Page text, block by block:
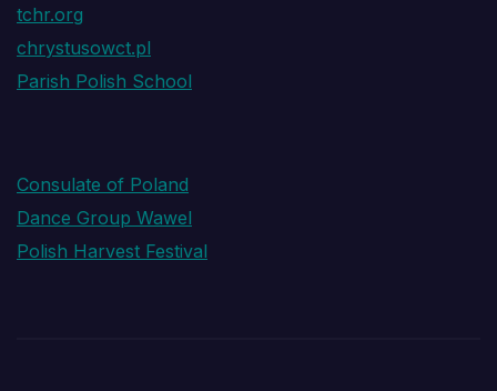
tchr.org
chrystusowct.pl
Parish Polish School
Consulate of Poland
Dance Group Wawel
Polish Harvest Festival